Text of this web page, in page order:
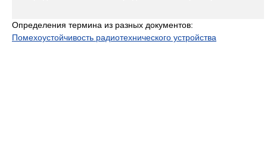
Определения термина из разных документов:
Помехоустойчивость радиотехнического устройства